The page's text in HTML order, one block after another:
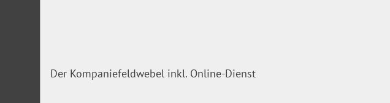
Der Kompaniefeldwebel inkl. Online-Dienst